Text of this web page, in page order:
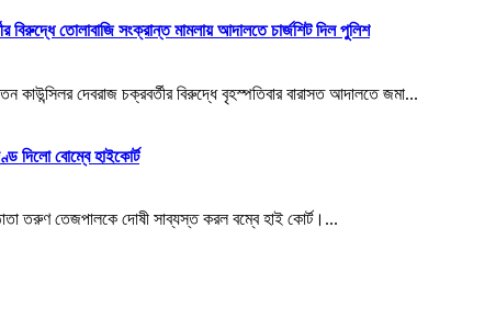
বিরুদ্ধে তোলাবাজি সংক্রান্ত মামলায় আদালতে চার্জশিট দিল পুলিশ
দেবরাজ চক্রবর্তীর বিরুদ্ধে বৃহস্পতিবার বারাসত আদালতে জমা...
দিলো বোম্বে হাইকোর্ট
তরুণ তেজপালকে দোষী সাব্যস্ত করল বম্বে হাই কোর্ট।...